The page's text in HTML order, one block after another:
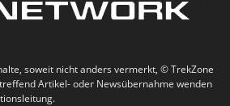
soweit nicht anders vermerkt, © TrekZone
Artikel- oder Newsübernahme wenden